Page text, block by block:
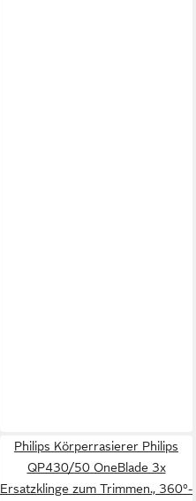
Philips Körperrasierer Philips
QP430/50 OneBlade 3x
Ersatzklinge zum Trimmen., 360°-